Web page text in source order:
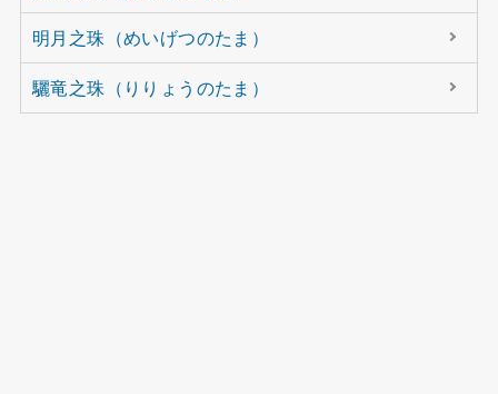
明月之珠（めいげつのたま）
驪竜之珠（りりょうのたま）